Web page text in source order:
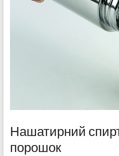
Нашатирний
порошок